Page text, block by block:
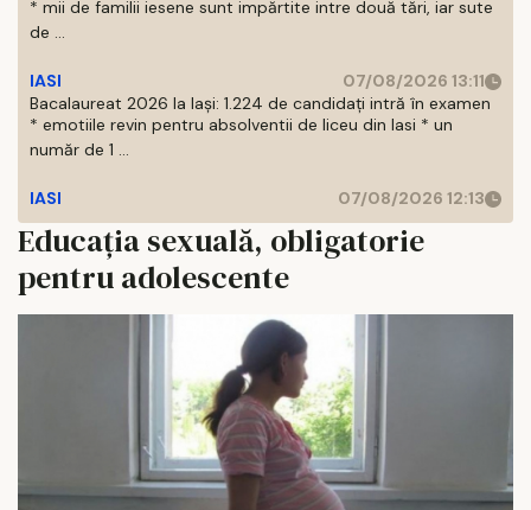
* mii de familii iesene sunt impărtite intre două tări, iar sute
de ...
IASI
07/08/2026 13:11
Bacalaureat 2026 la Iași: 1.224 de candidați intră în examen
* emotiile revin pentru absolventii de liceu din Iasi * un
număr de 1 ...
IASI 07/08/2026 12:13
Educația sexuală, obligatorie
pentru adolescente